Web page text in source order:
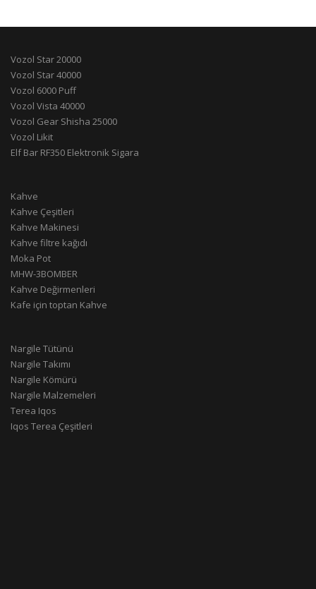
Vozol Star 20000
Vozol Star 40000
Vozol 6000 Puff
Vozol Vista 40000
Vozol Gear Shisha 25000
Vozol Likit
Elf Bar RF350 Elektronik Sigara
Kahve
Kahve Çeşitleri
Kahve Makinesi
Kahve filtre kağıdı
Moka Pot
MHW-3BOMBER
Kahve Değirmenleri
Kafe için toptan Kahve
Nargile Tütünü
Nargile Takımı
Nargile Kömürü
Nargile Malzemeleri
Terea Iqos
Iqos Terea Çeşitleri